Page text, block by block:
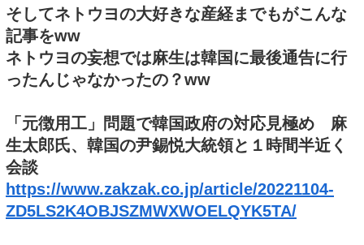
そしてネトウヨの大好きな産経までもがこんな
記事をww
ネトウヨの妄想では麻生は韓国に最後通告に行
ったんじゃなかったの？ww
「元徴用工」問題で韓国政府の対応見極め 麻
生太郎氏、韓国の尹錫悦大統領と１時間半近く
会談
https://www.zakzak.co.jp/article/20221104-
ZD5LS2K4OBJSZMWXWOELQYK5TA/